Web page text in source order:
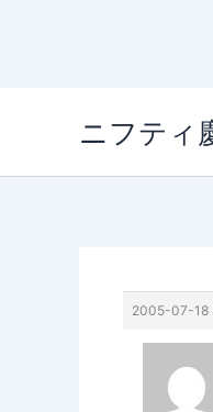
ニフティ
2005-07-18